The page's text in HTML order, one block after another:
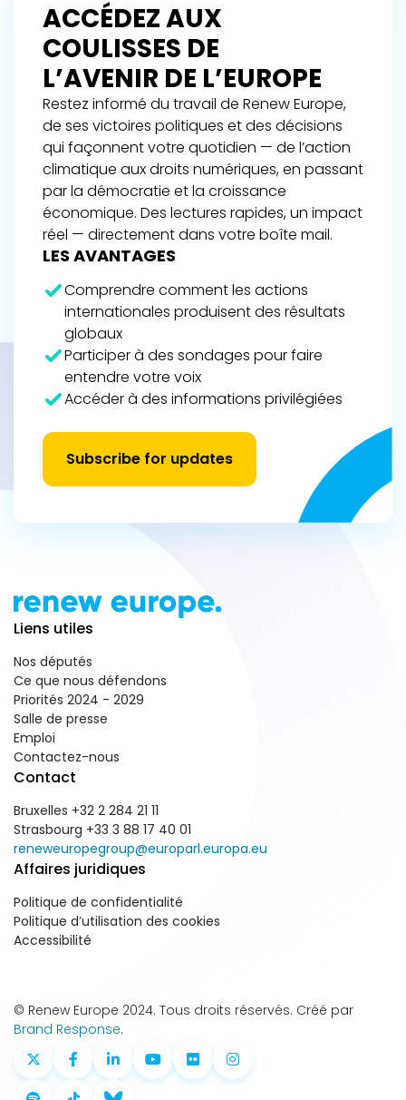
ACCÉDEZ AUX
COULISSES DE
L’AVENIR DE L’EUROPE
Restez informé du travail de Renew Europe,
de ses victoires politiques et des décisions
qui façonnent votre quotidien — de l’action
climatique aux droits numériques, en passant
par la démocratie et la croissance
économique. Des lectures rapides, un impact
réel — directement dans votre boîte mail.
LES AVANTAGES
Comprendre comment les actions
internationales produisent des résultats
globaux
Participer à des sondages pour faire
entendre votre voix
Accéder à des informations privilégiées
Subscribe for updates
Liens utiles
Nos députés
Ce que nous défendons
Priorités 2024 - 2029
Salle de presse
Emploi
Contactez-nous
Contact
Bruxelles +32 2 284 21 11
Strasbourg +33 3 88 17 40 01
reneweuropegroup@europarl.europa.eu
Affaires juridiques
Politique de confidentialité
Politique d’utilisation des cookies
Accessibilité
© Renew Europe 2024. Tous droits réservés. Créé par
Brand Response.